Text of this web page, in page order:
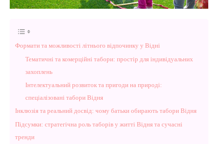
Формати та можливості літнього відпочинку у Відні
Тематичні та комерційні табори: простір для індивідуальних
захоплень
Інтелектуальний розвиток та пригоди на природі:
спеціалізовані табори Відня
Інклюзія та реальний досвід: чому батьки обирають табори Відня
Підсумки: стратегічна роль таборів у житті Відня та сучасні
тренди